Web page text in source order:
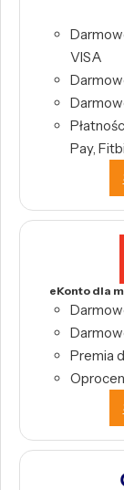
VISA
Pay,
eKonto dla
Premia